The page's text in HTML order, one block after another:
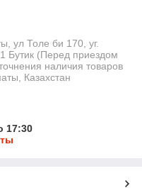
ул Толе би 170, уг.
Бутик (Перед приездом
наличия товаров
Казахстан
17:30